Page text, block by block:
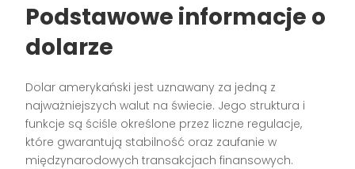
Podstawowe informacje o
dolarze
Dolar amerykański jest uznawany za jedną z
najważniejszych walut na świecie. Jego struktura i
funkcje są ściśle określone przez liczne regulacje,
które gwarantują stabilność oraz zaufanie w
międzynarodowych transakcjach finansowych.